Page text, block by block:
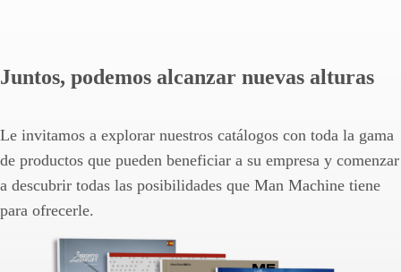
Juntos, podemos alcanzar nuevas alturas
Le invitamos a explorar nuestros catálogos con toda la gama
de productos que pueden beneficiar a su empresa y comenzar
a descubrir todas las posibilidades que Man Machine tiene
para ofrecerle.